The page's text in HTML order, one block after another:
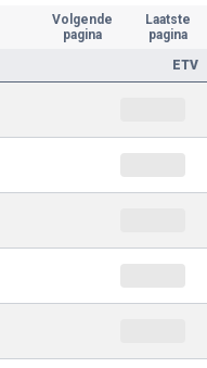
Volgende
pagina
Laatste
pagina
ETV